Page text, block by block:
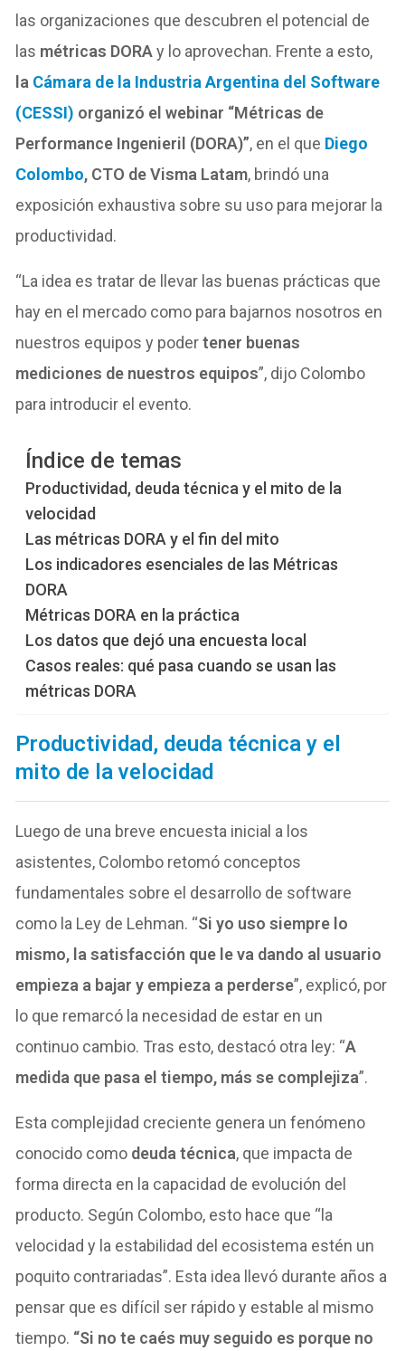
las organizaciones que descubren el potencial de
las métricas DORAy lo aprovechan. Frente a esto,
la Cámara de la Industria Argentina del Software
(CESSI) organizó el webinar “Métricas de
Performance Ingenieril (DORA)”, en el que Diego
Colombo, CTO de Visma Latam, brindó una
exposición exhaustiva sobre su uso para mejorar la
productividad.
“La idea es tratar de llevar las buenas prácticas que
hay en el mercado como para bajarnos nosotros en
nuestros equipos y podertener buenas
mediciones de nuestros equipos”, dijo Colombo
para introducir el evento.
Índice de temas
Productividad, deuda técnica y el mito de la
velocidad
Las métricas DORA y el fin del mito
Los indicadores esenciales de las Métricas
DORA
Métricas DORA en la práctica
Los datos que dejó una encuesta local
Casos reales: qué pasa cuando se usan las
métricas DORA
Productividad, deuda técnica y el
mito de la velocidad
Luego de una breve encuesta inicial a los
asistentes, Colombo retomó conceptos
fundamentales sobre el desarrollo de software
como la Ley de Lehman. “Si yo uso siempre lo
mismo, la satisfacción que le va dando al usuario
empieza a bajar y empieza a perderse”, explicó, por
lo que remarcó la necesidad de estar en un
continuo cambio. Tras esto, destacó otra ley: “A
medida que pasa el tiempo, más se complejiza”.
Esta complejidad creciente genera un fenómeno
conocido como deuda técnica, que impacta de
forma directa en la capacidad de evolución del
producto. Según Colombo, esto hace que “la
velocidad y la estabilidad del ecosistema estén un
poquito contrariadas”. Esta idea llevó durante años a
pensar que es difícil ser rápido y estable al mismo
tiempo. “Si no te caés muy seguido es porque no